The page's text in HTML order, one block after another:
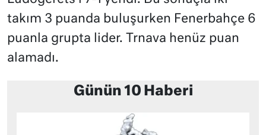
takım 3 puanda buluşurken Fenerbahçe 6
puanla grupta lider. Trnava henüz puan
alamadı.
Günün 10 Haberi